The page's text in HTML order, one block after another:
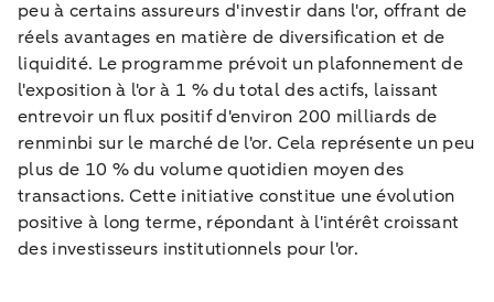
peu à certains assureurs d'investir dans l'or, offrant de
réels avantages en matière de diversification et de
liquidité. Le programme prévoit un plafonnement de
l'exposition à l'or à 1 % du total des actifs, laissant
entrevoir un flux positif d'environ 200 milliards de
renminbi sur le marché de l'or. Cela représente un peu
plus de 10 % du volume quotidien moyen des
transactions. Cette initiative constitue une évolution
positive à long terme, répondant à l'intérêt croissant
des investisseurs institutionnels pour l'or.